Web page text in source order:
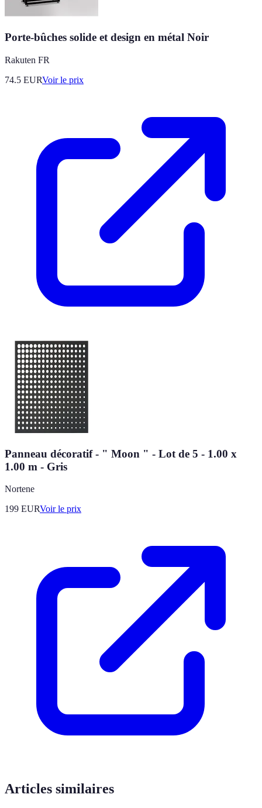
Porte-bûches solide et design en métal Noir
Rakuten FR
74.5 EURVoir le prix
Panneau décoratif - " Moon " - Lot de 5 - 1.00 x
1.00 m - Gris
Nortene
199 EURVoir le prix
Articles similaires